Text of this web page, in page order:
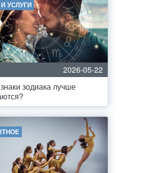
УСЛУГИ
2026-05-22
зодиака лучше